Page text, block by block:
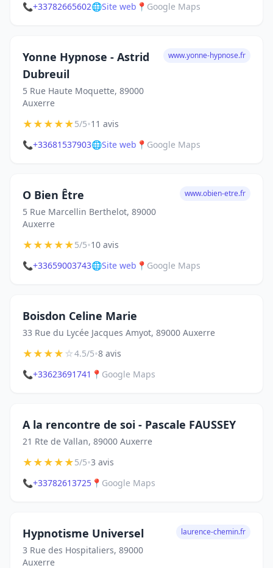
📞+33782665602🌐Site web 📍 Google Maps
Yonne Hypnose - Astrid
Dubreuil
5 Rue Haute Moquette, 89000
Auxerre
www.yonne-hypnose.fr
★★★★★5/5•11 avis
📞+33681537903🌐Site web 📍 Google Maps
O Bien Être
5 Rue Marcellin Berthelot, 89000
Auxerre
www.obien-etre.fr
★★★★★5/5•10 avis
📞+33659003743🌐Site web 📍 Google Maps
Boisdon Celine Marie
33 Rue du Lycée Jacques Amyot, 89000 Auxerre
★★★★☆4.5/5•8 avis
📞+33623691741 📍 Google Maps
A la rencontre de soi - Pascale FAUSSEY
21 Rte de Vallan, 89000 Auxerre
★★★★★5/5•3 avis
📞+33782613725 📍 Google Maps
Hypnotisme Universel
3 Rue des Hospitaliers, 89000
Auxerre
laurence-chemin.fr